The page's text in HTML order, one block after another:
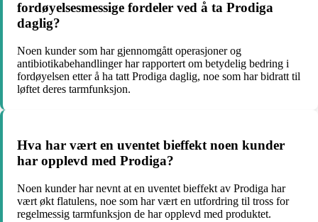
fordøyelsesmessige fordeler ved å ta Prodiga
daglig?
Noen kunder som har gjennomgått operasjoner og
antibiotikabehandlinger har rapportert om betydelig bedring i
fordøyelsen etter å ha tatt Prodiga daglig, noe som har bidratt til
løftet deres tarmfunksjon.
Hva har vært en uventet bieffekt noen kunder
har opplevd med Prodiga?
Noen kunder har nevnt at en uventet bieffekt av Prodiga har
vært økt flatulens, noe som har vært en utfordring til tross for
regelmessig tarmfunksjon de har opplevd med produktet.